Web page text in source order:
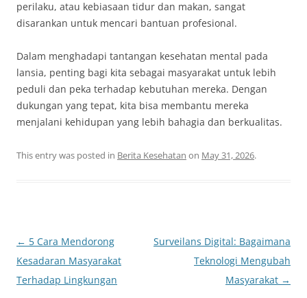
perilaku, atau kebiasaan tidur dan makan, sangat
disarankan untuk mencari bantuan profesional.
Dalam menghadapi tantangan kesehatan mental pada
lansia, penting bagi kita sebagai masyarakat untuk lebih
peduli dan peka terhadap kebutuhan mereka. Dengan
dukungan yang tepat, kita bisa membantu mereka
menjalani kehidupan yang lebih bahagia dan berkualitas.
This entry was posted in Berita Kesehatan on May 31, 2026.
Post
navigation
← 5 Cara Mendorong
Kesadaran Masyarakat
Terhadap Lingkungan
Surveilans Digital: Bagaimana
Teknologi Mengubah
Masyarakat →